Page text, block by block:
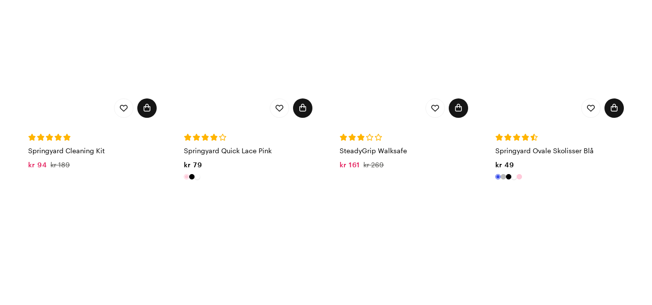
Springyard Cleaning Kit
kr 94 kr 189
Springyard Quick Lace Pink
kr 79
SteadyGrip Walksafe
kr 161 kr 269
Springyard Ovale Skolisser Blå
kr 49